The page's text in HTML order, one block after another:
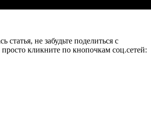
статья, не забудьте поделиться с
кликните по кнопочкам соц.сетей: